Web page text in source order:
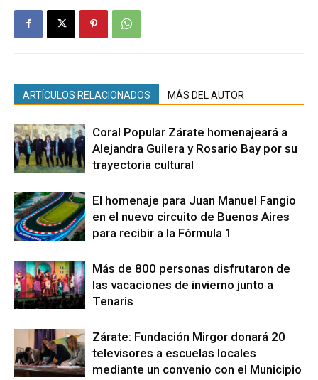
ARTÍCULOS RELACIONADOS MÁS DEL AUTOR
Coral Popular Zárate homenajeará a
Alejandra Guilera y Rosario Bay por su
trayectoria cultural
El homenaje para Juan Manuel Fangio
en el nuevo circuito de Buenos Aires
para recibir a la Fórmula 1
Más de 800 personas disfrutaron de
las vacaciones de invierno junto a
Tenaris
Zárate: Fundación Mirgor donará 20
televisores a escuelas locales
mediante un convenio con el Municipio